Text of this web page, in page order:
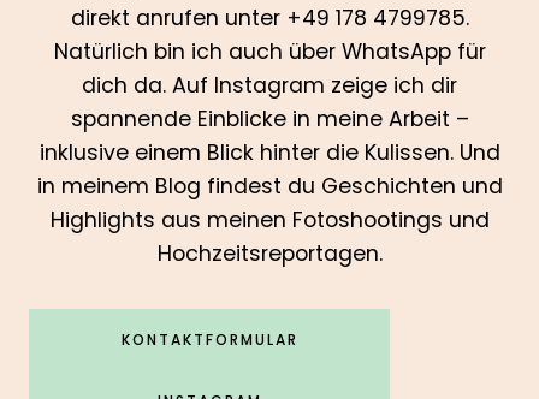
direkt anrufen unter +49 178 4799785.
Natürlich bin ich auch über WhatsApp für
dich da. Auf Instagram zeige ich dir
spannende Einblicke in meine Arbeit –
inklusive einem Blick hinter die Kulissen. Und
in meinem Blog findest du Geschichten und
Highlights aus meinen Fotoshootings und
Hochzeitsreportagen.
KONTAKTFORMULAR